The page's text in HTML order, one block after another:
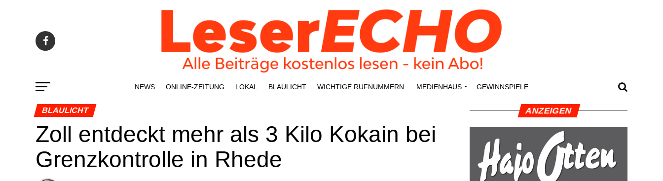
NEWS ONLINE-ZEI­­TUNG LOKAL BLAU­LICHT WICH­TI­GE RUFNUMMERN MEDI­EN­HAUS GEWINN­SPIE­LE
BLAULICHT
Zoll ent­deckt mehr als 3 Kilo Koka­in bei
Grenz­kon­trol­le in Rhede
ANZEI­GEN